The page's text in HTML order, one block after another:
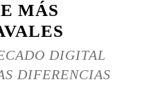
MÁS
DIGITAL
DIFERENCIAS